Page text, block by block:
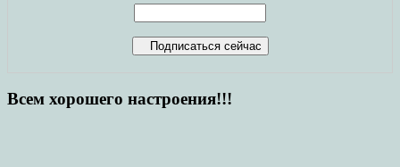
Всем хорошего настроения!!!